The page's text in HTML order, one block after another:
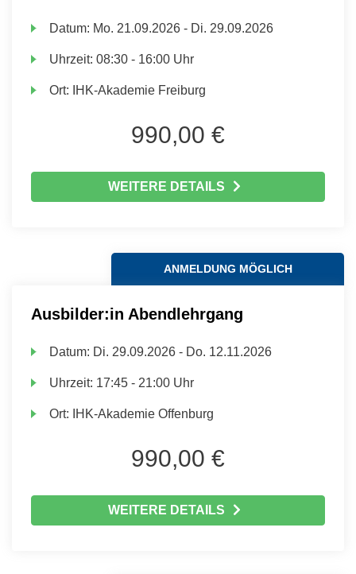
Datum: Mo. 21.09.2026 - Di. 29.09.2026
Uhrzeit:08:30 - 16:00 Uhr
Ort: IHK-Akademie Freiburg
990,00 €
WEITERE DETAILS
ANMELDUNG MÖGLICH
Ausbilder:in Abendlehrgang
Datum: Di. 29.09.2026 - Do. 12.11.2026
Uhrzeit: 17:45 - 21:00 Uhr
Ort: IHK-Akademie Offenburg
990,00 €
WEITERE DETAILS